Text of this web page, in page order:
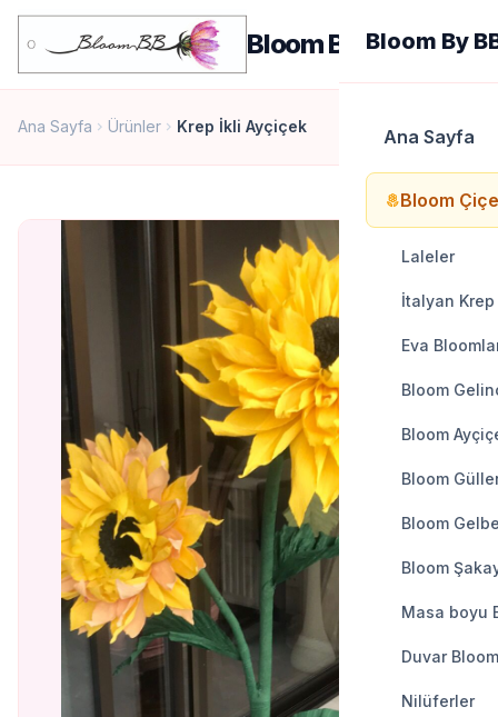
Bloom By BBBloom By
Ana Sayfa
local_floristBloom
Laleler
İtalyan
Eva
Bloom
Bloom
Bloom
Bloom
Bloom
Masa boyu
Duvar
Nilüferler
Ana Sayfa chevron_right Ürünler chevron_right Krep İkli Ayçiçek